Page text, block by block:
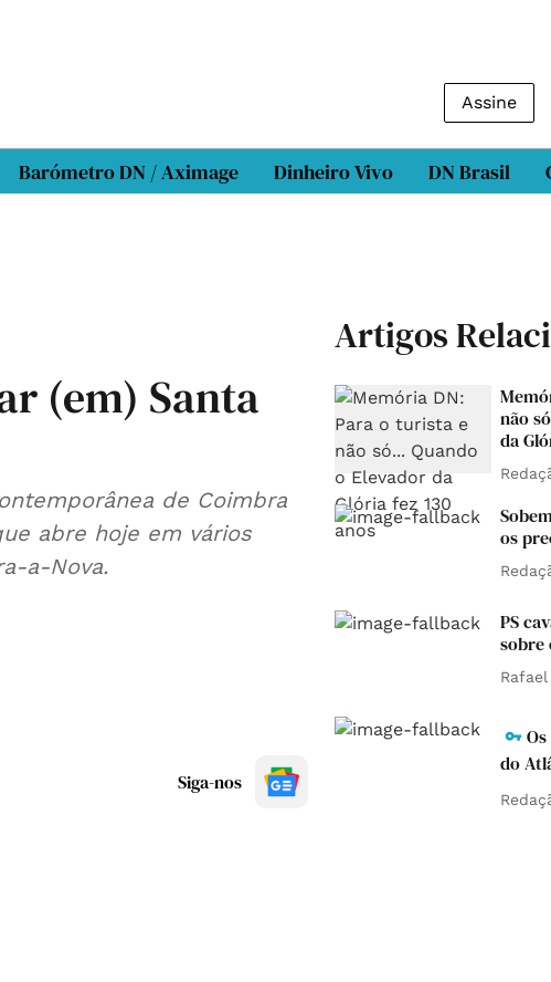
Assine
Barómetro DN / Aximage Dinheiro Vivo DN Brasil
(em) Santa
de Coimbra
abre hoje em vários
a-Nova.
Siga-nos
Artigos
não
da
os
PS
sobre
do